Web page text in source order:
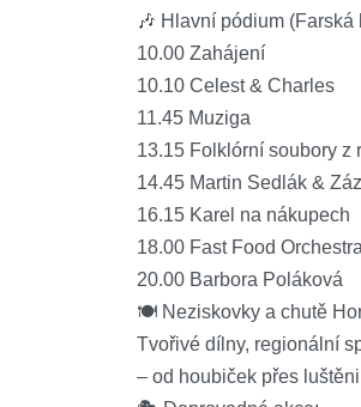
🎶 Hlavní pódium (Farská
10.00 Zahájení
10.10 Celest & Charles
11.45 Muziga
13.15 Folklórní soubory z
14.45 Martin Sedlák &
16.15 Karel na nákupech
18.00 Fast Food Orchestra
20.00 Barbora Poláková
🍽 Neziskovky a chutě
Tvořivé dílny, regionální
– od houbiček přes